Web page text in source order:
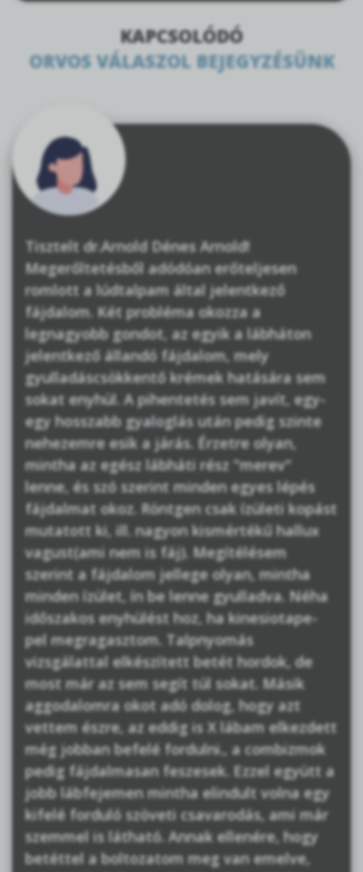
KAPCSOLÓDÓ
ORVOS VÁLASZOL BEJEGYZÉSÜNK
Tisztelt dr.Arnold Dénes Arnold!
Megerőltetésből adódóan erőteljesen
romlott a lúdtalpam által jelentkező
fájdalom. Két probléma okozza a
legnagyobb gondot, az egyik a lábháton
jelentkező állandó fájdalom, mely
gyulladáscsökkentő krémek hatására sem
sokat enyhül. A pihentetés sem javít, egy-
egy hosszabb gyaloglás után pedig szinte
nehezemre esik a járás. Érzetre olyan,
mintha az egész lábháti rész "merev"
lenne, és szó szerint minden egyes lépés
fájdalmat okoz. Röntgen csak ízületi kopást
mutatott ki, ill. nagyon kismértékű hallux
vagust(ami nem is fáj). Megítélésem
szerint a fájdalom jellege olyan, mintha
minden ízület, ín be lenne gyulladva. Néha
időszakos enyhülést hoz, ha kinesiotape-
pel megragasztom. Talpnyomás
vizsgálattal elkészített betét hordok, de
most már az sem segít túl sokat. Másik
aggodalomra okot adó dolog, hogy azt
vettem észre, az eddig is X lábam elkezdett
még jobban befelé fordulni., a combizmok
pedig fájdalmasan feszesek. Ezzel együtt a
jobb lábfejemen mintha elindult volna egy
kifelé forduló szöveti csavarodás, ami már
szemmel is látható. Annak ellenére, hogy
betéttel a boltozatom meg van emelve,